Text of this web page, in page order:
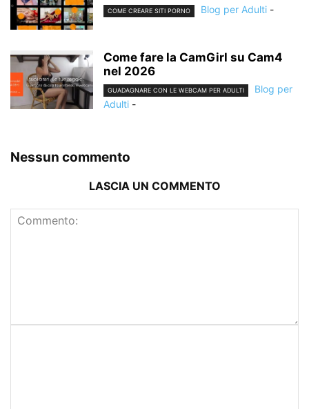
COME CREARE SITI PORNO Blog per Adulti -
Come fare la CamGirl su Cam4
nel 2026
GUADAGNARE CON LE WEBCAM PER ADULTI
Blog per
Adulti -
Nessun commento
LASCIA UN COMMENTO